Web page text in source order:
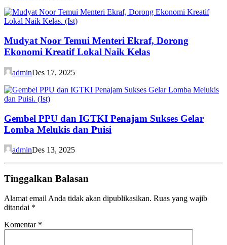
Mudyat Noor Temui Menteri Ekraf, Dorong
Ekonomi Kreatif Lokal Naik Kelas
adminDes 17, 2025
Gembel PPU dan IGTKI Penajam Sukses Gelar
Lomba Melukis dan Puisi
adminDes 13, 2025
Tinggalkan Balasan
Alamat email Anda tidak akan dipublikasikan. Ruas yang wajib
ditandai *
Komentar *